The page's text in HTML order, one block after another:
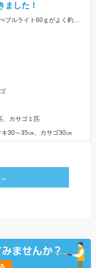
ました！
60ｇ前後のジグを主に使いました。シマノのぺブルライト60ｇがよく釣れました。御前崎のジギングは敬真丸様がおススメです。
、カサゴ１匹
30～35㎝、カサゴ30㎝